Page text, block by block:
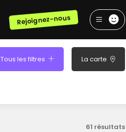
Rejoignez-nous
Tous les filtres La carte
61 résultats